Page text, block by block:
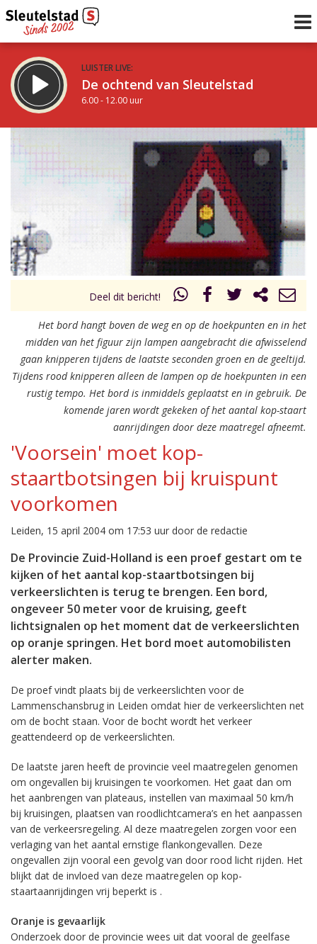
LUISTER LIVE:
De ochtend van Sleutelstad
6.00 - 12.00 uur
STRAKS:
De middag van Sleutelstad
12.00 - 19.00 uur
Vorig uur
uur 1 van 0 Volgend uur
Deel dit bericht!
Het bord hangt boven de weg en op de hoekpunten en in het
midden van het figuur zijn lampen aangebracht die afwisselend
gaan knipperen tijdens de laatste seconden groen en de geeltijd.
Tijdens rood knipperen alleen de lampen op de hoekpunten in een
rustig tempo. Het bord is inmiddels geplaatst en in gebruik. De
komende jaren wordt gekeken of het aantal kop-staart
aanrijdingen door deze maatregel afneemt.
'Voorsein' moet kop-
staartbotsingen bij kruispunt
voorkomen
Leiden, 15 april 2004 om 17:53 uur door de redactie
De Provincie Zuid-Holland is een proef gestart om te
kijken of het aantal kop-staartbotsingen bij
verkeerslichten is terug te brengen. Een bord,
ongeveer 50 meter voor de kruising, geeft
lichtsignalen op het moment dat de verkeerslichten
op oranje springen. Het bord moet automobilisten
alerter maken.
De proef vindt plaats bij de verkeerslichten voor de
Lammenschansbrug in Leiden omdat hier de verkeerslichten net
om de bocht staan. Voor de bocht wordt het verkeer
geattendeerd op de verkeerslichten.
De laatste jaren heeft de provincie veel maatregelen genomen
om ongevallen bij kruisingen te voorkomen. Het gaat dan om
het aanbrengen van plateaus, instellen van maximaal 50 km/h
bij kruisingen, plaatsen van roodlichtcamera’s en het aanpassen
van de verkeersregeling. Al deze maatregelen zorgen voor een
verlaging van het aantal ernstige flankongevallen. Deze
ongevallen zijn vooral een gevolg van door rood licht rijden. Het
blijkt dat de invloed van deze maatregelen op kop-
staartaanrijdingen vrij beperkt is .
Oranje is gevaarlijk
Onderzoek door de provincie wees uit dat vooral de geelfase